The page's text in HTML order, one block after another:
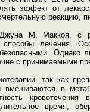
эффект от
реакцию,
М. Маккоя, с
способы лечения.
Однако
с принимаемыми
так как
вмешиваются в
время,